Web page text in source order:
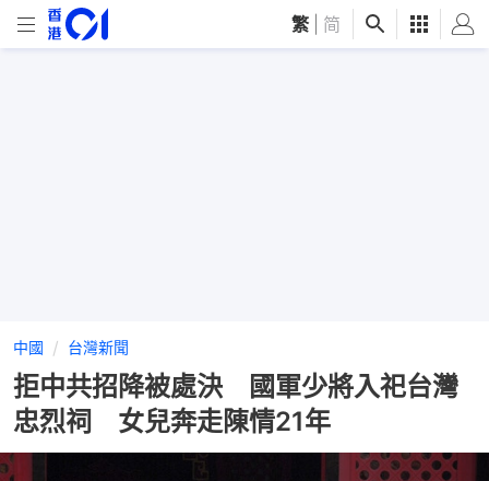
繁 简
中國 台灣新聞
拒中共招降被處決 國軍少將入祀台灣
忠烈祠 女兒奔走陳情21年